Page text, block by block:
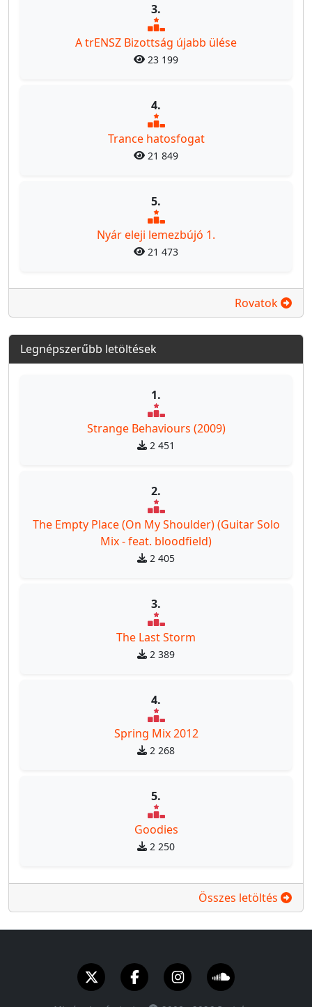
3.
A trENSZ Bizottság újabb ülése
23 199
4.
Trance hatosfogat
21 849
5.
Nyár eleji lemezbújó 1.
21 473
Rovatok
Legnépszerűbb letöltések
1.
Strange Behaviours (2009)
2 451
2.
The Empty Place (On My Shoulder) (Guitar Solo
Mix - feat. bloodfield)
2 405
3.
The Last Storm
2 389
4.
Spring Mix 2012
2 268
5.
Goodies
2 250
Összes letöltés